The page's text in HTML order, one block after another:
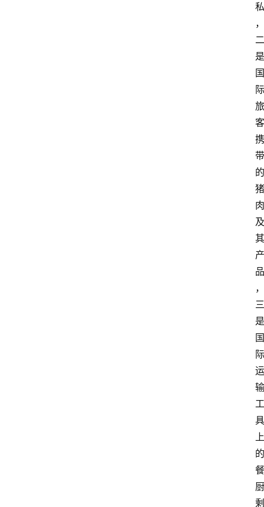
私
，
二
是
国
际
旅
客
携
带
的
猪
肉
及
其
产
品
，
三
是
国
际
运
输
工
具
上
的
餐
厨
剩